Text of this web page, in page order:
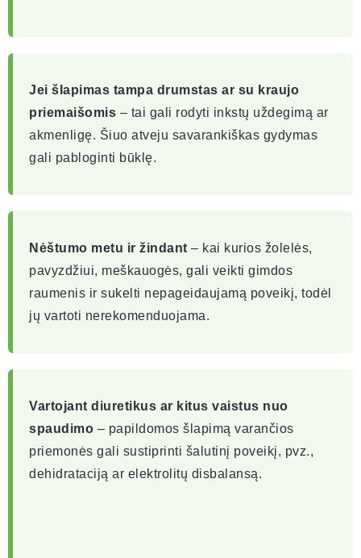
Jei šlapimas tampa drumstas ar su kraujo
priemaišomis – tai gali rodyti inkstų uždegimą ar
akmenligę. Šiuo atveju savarankiškas gydymas
gali pabloginti būklę.
Nėštumo metu ir žindant – kai kurios žolelės,
pavyzdžiui, meškauogės, gali veikti gimdos
raumenis ir sukelti nepageidaujamą poveikį, todėl
jų vartoti nerekomenduojama.
Vartojant diuretikus ar kitus vaistus nuo
spaudimo – papildomos šlapimą varančios
priemonės gali sustiprinti šalutinį poveikį, pvz.,
dehidrataciją ar elektrolitų disbalansą.